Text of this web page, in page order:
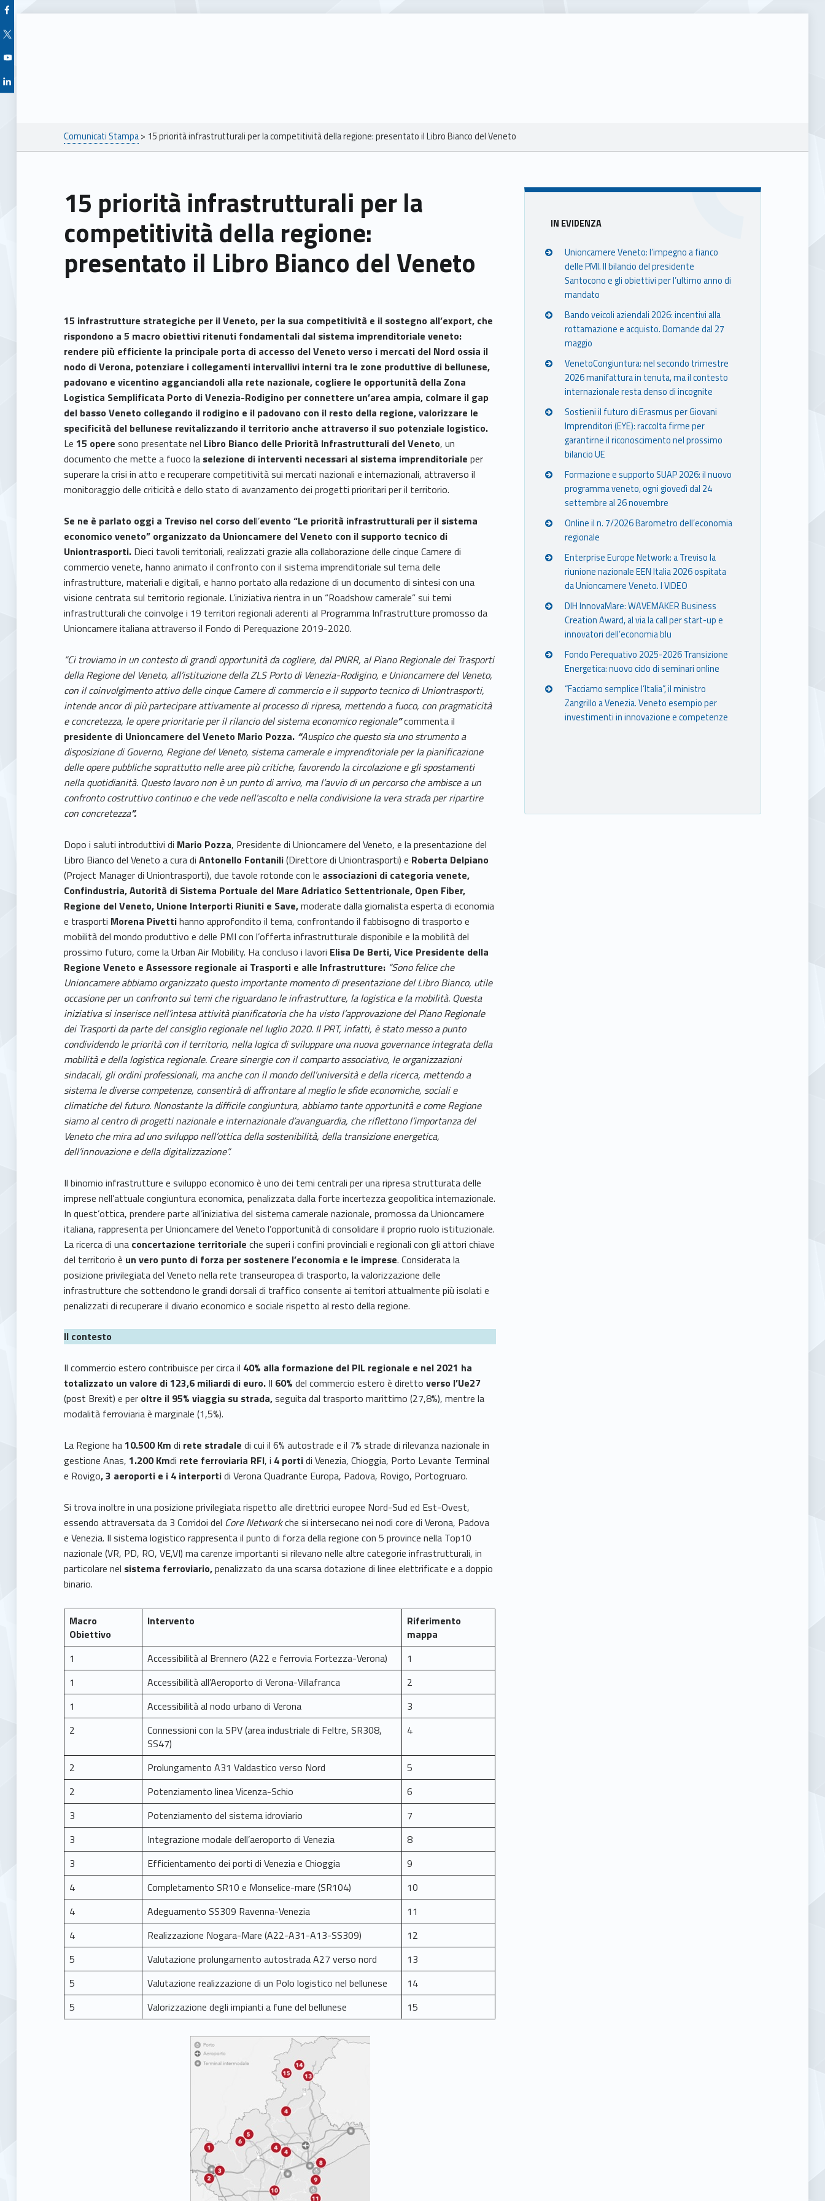
Facebook Unioncamere Veneto
Twitter Unioncamere Veneto
Youtube Unioncamere Veneto
Linkedin Unioncamere Veneto
Breadcrumbs navigation
Comunicati Stampa> 15 priorità infrastrutturali per la competitività della regione: presentato il Libro Bianco del Veneto
15 priorità infrastrutturali per la
competitività della regione:
presentato il Libro Bianco del Veneto
15 infrastrutture strategiche per il Veneto, per la sua competitività e il sostegno all’export, che
rispondono a 5 macro obiettivi ritenuti fondamentali dal sistema imprenditoriale veneto:
rendere più efficiente la principale porta di accesso del Veneto verso i mercati del Nord ossia il
nodo di Verona, potenziare i collegamenti intervallivi interni tra le zone produttive di bellunese,
padovano e vicentino agganciandoli alla rete nazionale, cogliere le opportunità della Zona
Logistica Semplificata Porto di Venezia-Rodigino per connettere un’area ampia, colmare il gap
del basso Veneto collegando il rodigino e il padovano con il resto della regione, valorizzare le
specificità del bellunese revitalizzando il territorio anche attraverso il suo potenziale logistico.
Le 15 opere sono presentate nel Libro Bianco delle Priorità Infrastrutturali del Veneto, un
documento che mette a fuoco la selezione di interventi necessari al sistema imprenditoriale per
superare la crisi in atto e recuperare competitività sui mercati nazionali e internazionali, attraverso il
monitoraggio delle criticità e dello stato di avanzamento dei progetti prioritari per il territorio.
Se ne è parlato oggi a Treviso nel corso dell’evento “Le priorità infrastrutturali per il sistema
economico veneto” organizzato da Unioncamere del Veneto con il supporto tecnico di
Uniontrasporti. Dieci tavoli territoriali, realizzati grazie alla collaborazione delle cinque Camere di
commercio venete, hanno animato il confronto con il sistema imprenditoriale sul tema delle
infrastrutture, materiali e digitali, e hanno portato alla redazione di un documento di sintesi con una
visione centrata sul territorio regionale. L’iniziativa rientra in un “Roadshow camerale” sui temi
infrastrutturali che coinvolge i 19 territori regionali aderenti al Programma Infrastrutture promosso da
Unioncamere italiana attraverso il Fondo di Perequazione 2019-2020.
“Ci troviamo in un contesto di grandi opportunità da cogliere, dal PNRR, al Piano Regionale dei Trasporti
della Regione del Veneto, all’istituzione della ZLS Porto di Venezia-Rodigino, e Unioncamere del Veneto,
con il coinvolgimento attivo delle cinque Camere di commercio e il supporto tecnico di Uniontrasporti,
intende ancor di più partecipare attivamente al processo di ripresa, mettendo a fuoco, con pragmaticità
e concretezza, le opere prioritarie per il rilancio del sistema economico regionale”commenta il
presidente di Unioncamere del Veneto Mario Pozza. “Auspico che questo sia uno strumento a
disposizione di Governo, Regione del Veneto, sistema camerale e imprenditoriale per la pianificazione
delle opere pubbliche soprattutto nelle aree più critiche, favorendo la circolazione e gli spostamenti
nella quotidianità. Questo lavoro non è un punto di arrivo, ma l’avvio di un percorso che ambisce a un
confronto costruttivo continuo e che vede nell’ascolto e nella condivisione la vera strada per ripartire
con concretezza”.
Dopo i saluti introduttivi di Mario Pozza, Presidente di Unioncamere del Veneto, e la presentazione del
Libro Bianco del Veneto a cura diAntonello Fontanili(Direttore di Uniontrasporti) e Roberta Delpiano
(Project Manager di Uniontrasporti), due tavole rotonde con le associazioni di categoria venete,
Confindustria, Autorità di Sistema Portuale del Mare Adriatico Settentrionale, Open Fiber,
Regione del Veneto, Unione Interporti Riuniti e Save,moderate dalla giornalista esperta di economia
e trasporti Morena Pivettihanno approfondito il tema, confrontando il fabbisogno di trasporto e
mobilità del mondo produttivo e delle PMI con l’offerta infrastrutturale disponibile e la mobilità del
prossimo futuro, come la Urban Air Mobility. Ha concluso i lavori Elisa De Berti, Vice Presidente della
Regione Veneto e Assessore regionale ai Trasporti e alle Infrastrutture: “Sono felice che
Unioncamere abbiamo organizzato questo importante momento di presentazione del Libro Bianco, utile
occasione per un confronto sui temi che riguardano le infrastrutture, la logistica e la mobilità. Questa
iniziativa si inserisce nell’intesa attività pianificatoria che ha visto l’approvazione del Piano Regionale
dei Trasporti da parte del consiglio regionale nel luglio 2020. Il PRT, infatti, è stato messo a punto
condividendo le priorità con il territorio, nella logica di sviluppare una nuova governance integrata della
mobilità e della logistica regionale. Creare sinergie con il comparto associativo, le organizzazioni
sindacali, gli ordini professionali, ma anche con il mondo dell’università e della ricerca, mettendo a
sistema le diverse competenze, consentirà di affrontare al meglio le sfide economiche, sociali e
climatiche del futuro. Nonostante la difficile congiuntura, abbiamo tante opportunità e come Regione
siamo al centro di progetti nazionale e internazionale d’avanguardia, che riflettono l’importanza del
Veneto che mira ad uno sviluppo nell’ottica della sostenibilità, della transizione energetica,
dell’innovazione e della digitalizzazione”.
Il binomio infrastrutture e sviluppo economico è uno dei temi centrali per una ripresa strutturata delle
imprese nell’attuale congiuntura economica, penalizzata dalla forte incertezza geopolitica internazionale.
In quest’ottica, prendere parte all’iniziativa del sistema camerale nazionale, promossa da Unioncamere
italiana, rappresenta per Unioncamere del Veneto l’opportunità di consolidare il proprio ruolo istituzionale.
La ricerca di una concertazione territoriale che superi i confini provinciali e regionali con gli attori chiave
del territorio è un vero punto di forza per sostenere l’economia e le imprese. Considerata la
posizione privilegiata del Veneto nella rete transeuropea di trasporto, la valorizzazione delle
infrastrutture che sottendono le grandi dorsali di traffico consente ai territori attualmente più isolati e
penalizzati di recuperare il divario economico e sociale rispetto al resto della regione.
Il contesto
Il commercio estero contribuisce per circa il 40% alla formazione del PIL regionale e nel 2021 ha
totalizzato un valore di 123,6 miliardi di euro. Il 60%del commercio estero è direttoverso l’Ue27
(post Brexit) e per oltre il 95% viaggia su strada,seguita dal trasporto marittimo (27,8%), mentre la
modalità ferroviaria è marginale (1,5%).
La Regione ha 10.500 Kmdi rete stradaledi cui il 6% autostrade e il 7% strade di rilevanza nazionale in
gestione Anas, 1.200 Kmdi rete ferroviaria RFI, i 4 portidi Venezia, Chioggia, Porto Levante Terminal
e Rovigo,3 aeroporti e i 4 interportidi Verona Quadrante Europa, Padova, Rovigo, Portogruaro.
Si trova inoltre in una posizione privilegiata rispetto alle direttrici europee Nord-Sud ed Est-Ovest,
essendo attraversata da 3 Corridoi del Core Networkche si intersecano nei nodi core di Verona, Padova
e Venezia. Il sistema logistico rappresenta il punto di forza della regione con 5 province nella Top10
nazionale (VR, PD, RO, VE,VI) ma carenze importanti si rilevano nelle altre categorie infrastrutturali, in
particolare nel sistema ferroviario,penalizzato da una scarsa dotazione di linee elettrificate e a doppio
binario.
Macro
Obiettivo
Intervento
Riferimento
mappa
1
Accessibilità al Brennero (A22 e ferrovia Fortezza-Verona)
1
1
Accessibilità all’Aeroporto di Verona-Villafranca
2
1
Accessibilità al nodo urbano di Verona
3
2
Connessioni con la SPV (area industriale di Feltre, SR308,
SS47)
4
2 Prolungamento A31 Valdastico verso Nord
5
2
Potenziamento linea Vicenza-Schio
6
3
Potenziamento del sistema idroviario
7
3
Integrazione modale dell’aeroporto di Venezia
8
3
Efficientamento dei porti di Venezia e Chioggia
9
4
Completamento SR10 e Monselice-mare (SR104)
10
4
Adeguamento SS309 Ravenna-Venezia
11
4
Realizzazione Nogara-Mare (A22-A31-A13-SS309)
12
5
Valutazione prolungamento autostrada A27 verso nord
13
5
Valutazione realizzazione di un Polo logistico nel bellunese
14
5
Valorizzazione degli impianti a fune del bellunese 15
Sidebar
IN EVIDENZA
Unioncamere Veneto: l’impegno a fianco
delle PMI. Il bilancio del presidente
Santocono e gli obiettivi per l’ultimo anno di
mandato
Bando veicoli aziendali 2026: incentivi alla
rottamazione e acquisto. Domande dal 27
maggio
VenetoCongiuntura: nel secondo trimestre
2026 manifattura in tenuta, ma il contesto
internazionale resta denso di incognite
Sostieni il futuro di Erasmus per Giovani
Imprenditori (EYE): raccolta firme per
garantirne il riconoscimento nel prossimo
bilancio UE
Formazione e supporto SUAP 2026: il nuovo
programma veneto, ogni giovedì dal 24
settembre al 26 novembre
Online il n. 7/2026 Barometro dell’economia
regionale
Enterprise Europe Network: a Treviso la
riunione nazionale EEN Italia 2026 ospitata
da Unioncamere Veneto. I VIDEO
DIH InnovaMare: WAVEMAKER Business
Creation Award, al via la call per start-up e
innovatori dell’economia blu
Fondo Perequativo 2025-2026 Transizione
Energetica: nuovo ciclo di seminari online
“Facciamo semplice l’Italia”, il ministro
Zangrillo a Venezia. Veneto esempio per
investimenti in innovazione e competenze